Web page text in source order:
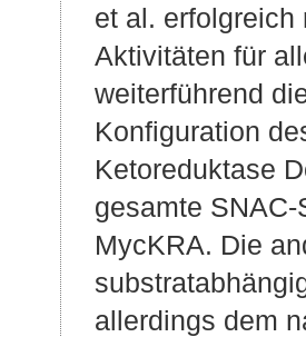
et al. erfolgreich
Aktivitäten für
weiterführend
Konfiguration
Ketoreduktase
gesamte
MycKRA. Die
allerdings dem